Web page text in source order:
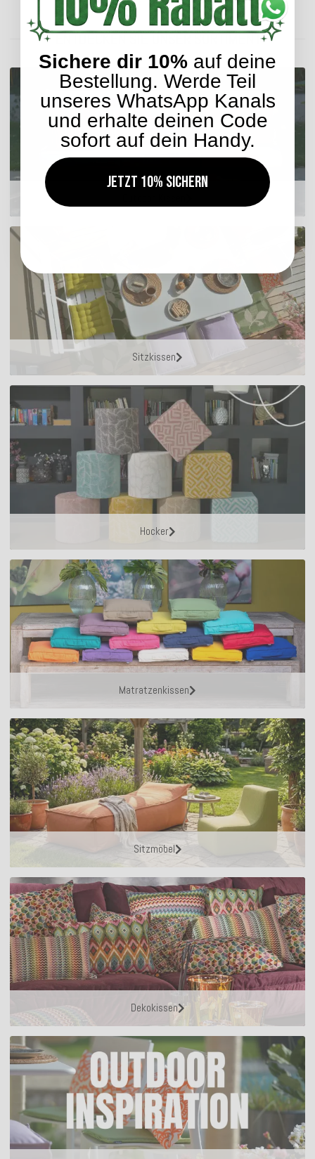
ENTDECKEN SIE UNSER SORTIMENT
Sitzkissen
Hocker
Matratzenkissen
Sitzmöbel
Dekokissen
Sichere dir 10% auf deine
Bestellung. Werde Teil
unseres WhatsApp Kanals
und erhalte deinen Code
sofort auf dein Handy.
Jetzt 10% sichern